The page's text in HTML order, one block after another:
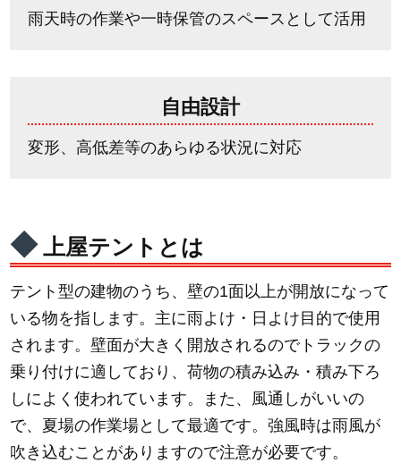
雨天時の作業や一時保管のスペースとして活用
自由設計
変形、高低差等のあらゆる状況に対応
上屋テントとは
テント型の建物のうち、壁の1面以上が開放になって
いる物を指します。主に雨よけ・日よけ目的で使用
されます。壁面が大きく開放されるのでトラックの
乗り付けに適しており、荷物の積み込み・積み下ろ
しによく使われています。また、風通しがいいの
で、夏場の作業場として最適です。強風時は雨風が
吹き込むことがありますので注意が必要です。